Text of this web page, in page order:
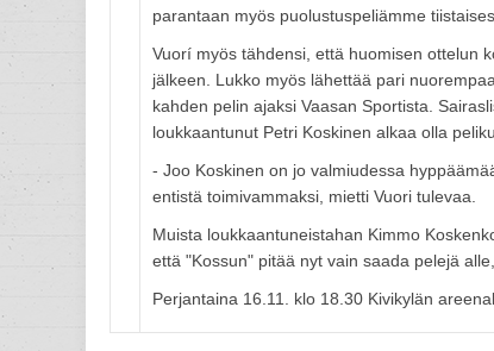
parantaan myös puolustuspeliämme
Vuorí myös tähdensi, että huomisen ottelun
jälkeen. Lukko myös lähettää pari
kahden pelin ajaksi Vaasan Sportista.
loukkaantunut Petri Koskinen alkaa olla
- Joo Koskinen on jo valmiudessa
entistä toimivammaksi, mietti Vuori tulevaa.
Muista loukkaantuneistahan Kimmo
että "Kossun" pitää nyt vain saada pelejä
Perjantaina 16.11. klo 18.30 Kivikylän